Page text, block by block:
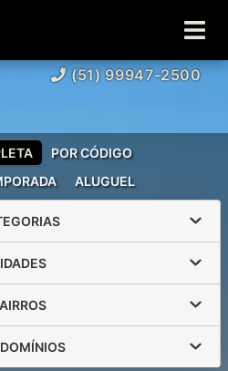
(51) 99947-2500
ALUGUEL
POR CÓDIGO